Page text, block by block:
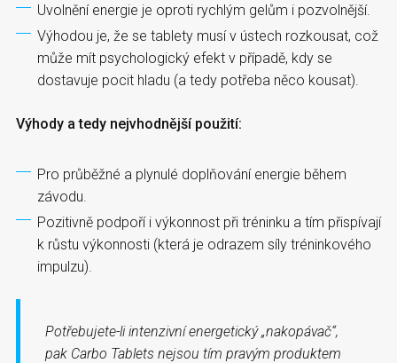
Uvolnění energie je oproti rychlým gelům i pozvolnější.
Výhodou je, že se tablety musí v ústech rozkousat, což
může mít psychologický efekt v případě, kdy se
dostavuje pocit hladu (a tedy potřeba něco kousat).
Výhody a tedy nejvhodnější použití:
Pro průběžné a plynulé doplňování energie během
závodu.
Pozitivně podpoří i výkonnost při tréninku a tím přispívají
k růstu výkonnosti (která je odrazem síly tréninkového
impulzu).
Potřebujete-li intenzivní energetický „nakopávač“,
pak Carbo Tablets nejsou tím pravým produktem